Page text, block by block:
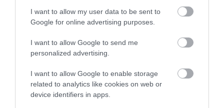
I want to allow my user data to be sent to
Google for online advertising purposes.
I want to allow Google to send me
personalized advertising.
I want to allow Google to enable storage
related to analytics like cookies on web or
device identifiers in apps.